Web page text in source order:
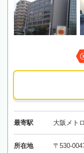
最寄駅 大阪メト
所在地
〒530-